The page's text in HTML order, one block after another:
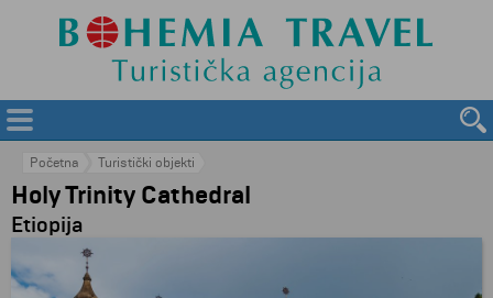
Početna Turistički objekti
Holy Trinity Cathedral
Etiopija